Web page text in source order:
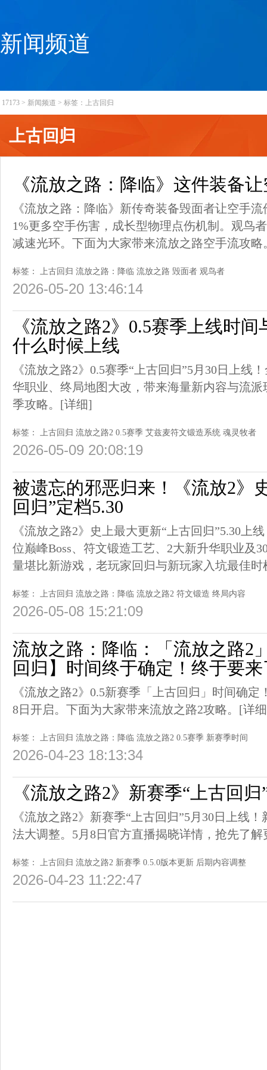
新闻频道
17173 > 新闻频道 > 标签：上古回归
上古回归
《流放之路：降临》这件装备
《流放之路：降临》新传奇装备毁面者让空手
1%更多空手伤害，成长型物理点伤机制。观鸟
减速光环。下面为大家带来流放之路空手流攻略
标签： 上古回归 流放之路：降临 流放之路 毁面者 观鸟者
2026-05-20 13:46:14
《流放之路2》0.5赛季上线时
什么时候上线
《流放之路2》0.5赛季“上古回归”5月30日上线
华职业、终局地图大改，带来海量新内容与流
季攻略。 [详细]
标签： 上古回归 流放之路2 0.5赛季 艾兹麦符文锻造系统 魂灵牧者
2026-05-09 20:08:19
被遗忘的邪恶归来！《流放2》
回归”定档5.30
《流放之路2》史上最大更新“上古回归”5.30上
位巅峰Boss、符文锻造工艺、2大新升华职业及
量堪比新游戏，老玩家回归与新玩家入坑最佳时
标签： 上古回归 流放之路：降临 流放之路2 符文锻造 终局内容
2026-05-08 15:21:09
流放之路：降临：「流放之路2
回归】时间终于确定！终于要来
《流放之路2》0.5新赛季「上古回归」时间确
8日开启。下面为大家带来流放之路2攻略。 [详
标签： 上古回归 流放之路：降临 流放之路2 0.5赛季 新赛季时间
2026-04-23 18:13:34
《流放之路2》新赛季“上古回
《流放之路2》新赛季“上古回归”5月30日上线
法大调整。5月8日官方直播揭晓详情，抢先了解
标签： 上古回归 流放之路2 新赛季 0.5.0版本更新 后期内容调整
2026-04-23 11:22:47